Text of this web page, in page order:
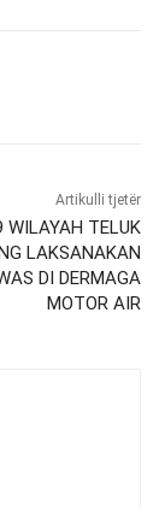
Artikulli tjetër
WILAYAH TELUK
LAKSANAKAN
DI DERMAGA
MOTOR AIR